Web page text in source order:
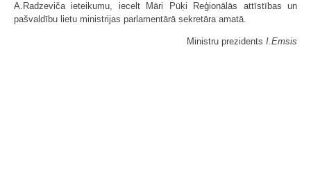
A.Radzeviča ieteikumu, iecelt Māri Pūķi Reģionālās attīstības un
pašvaldību lietu ministrijas parlamentārā sekretāra amatā.
Ministru prezidents I.Emsis